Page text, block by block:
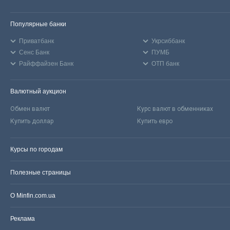
Популярные банки
Приватбанк
Укрсиббанк
Сенс Банк
ПУМБ
Райффайзен Банк
ОТП банк
Валютный аукцион
Обмен валют
Курс валют в обменниках
Купить доллар
Купить евро
Курсы по городам
Полезные страницы
О Minfin.com.ua
Реклама